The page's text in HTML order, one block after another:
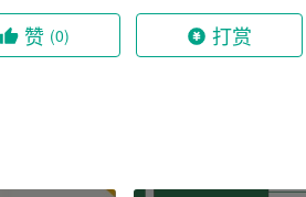
赞 (0) 打赏